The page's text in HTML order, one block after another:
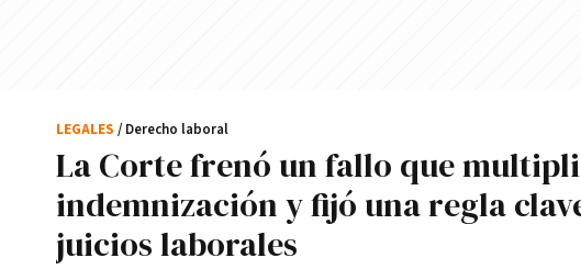
La Corte frenó un fallo que
indemnización y fijó una regla
juicios laborales
LEGALES / Derecho laboral